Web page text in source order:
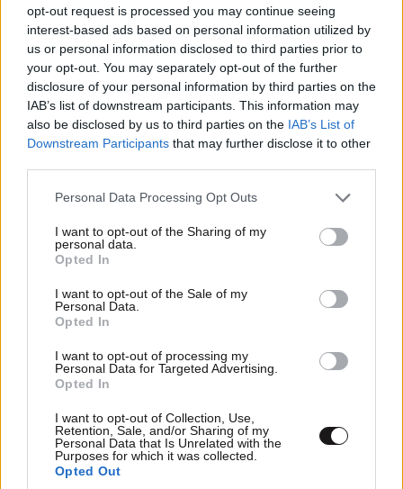
opt-out request is processed you may continue seeing
interest-based ads based on personal information utilized by
us or personal information disclosed to third parties prior to
your opt-out. You may separately opt-out of the further
disclosure of your personal information by third parties on the
IAB’s list of downstream participants. This information may
also be disclosed by us to third parties on the IAB’s List of
Downstream Participants that may further disclose it to other
Please note that this website/app uses one or more Google
not limited to your visit or usage behaviour. You may click to
grant or deny consent to Google and its third-party tags to
use your data for below specified purposes in below Google
consent section.
Personal Data Processing Opt Outs
I want to opt-out of the Sharing of my
personal data.
Opted In
I want to opt-out of the Sale of my
Personal Data.
Opted In
I want to opt-out of processing my
Personal Data for Targeted Advertising.
Opted In
I want to opt-out of Collection, Use,
Retention, Sale, and/or Sharing of my
Personal Data that Is Unrelated with the
Purposes for which it was collected.
Opted Out
ΠΡΟΣΘΕΣΤΕ ΤΟ ΣΧΟΛΙΟ ΣΑΣ
Xαρακτήρες: 0/1000
Διαβάστε και ακολουθήστε τους κανόνες σχολιασμού
TRENDING